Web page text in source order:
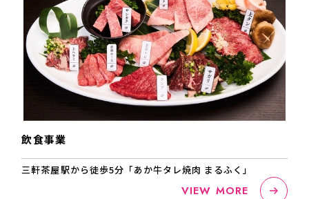
飲食事業
三軒茶屋駅から徒歩5分「あか牛タレ焼肉 まるふく」
VIEW MORE